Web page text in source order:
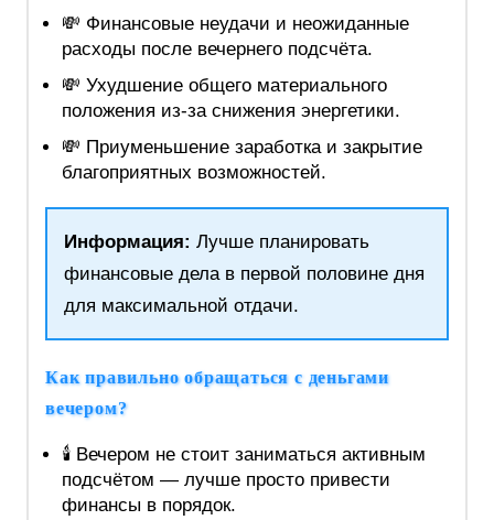
💸 Финансовые неудачи и неожиданные
расходы после вечернего подсчёта.
💸 Ухудшение общего материального
положения из-за снижения энергетики.
💸 Приуменьшение заработка и закрытие
благоприятных возможностей.
Информация: Лучше планировать
финансовые дела в первой половине дня
для максимальной отдачи.
Как правильно обращаться с деньгами
вечером?
🕯️ Вечером не стоит заниматься активным
подсчётом — лучше просто привести
финансы в порядок.